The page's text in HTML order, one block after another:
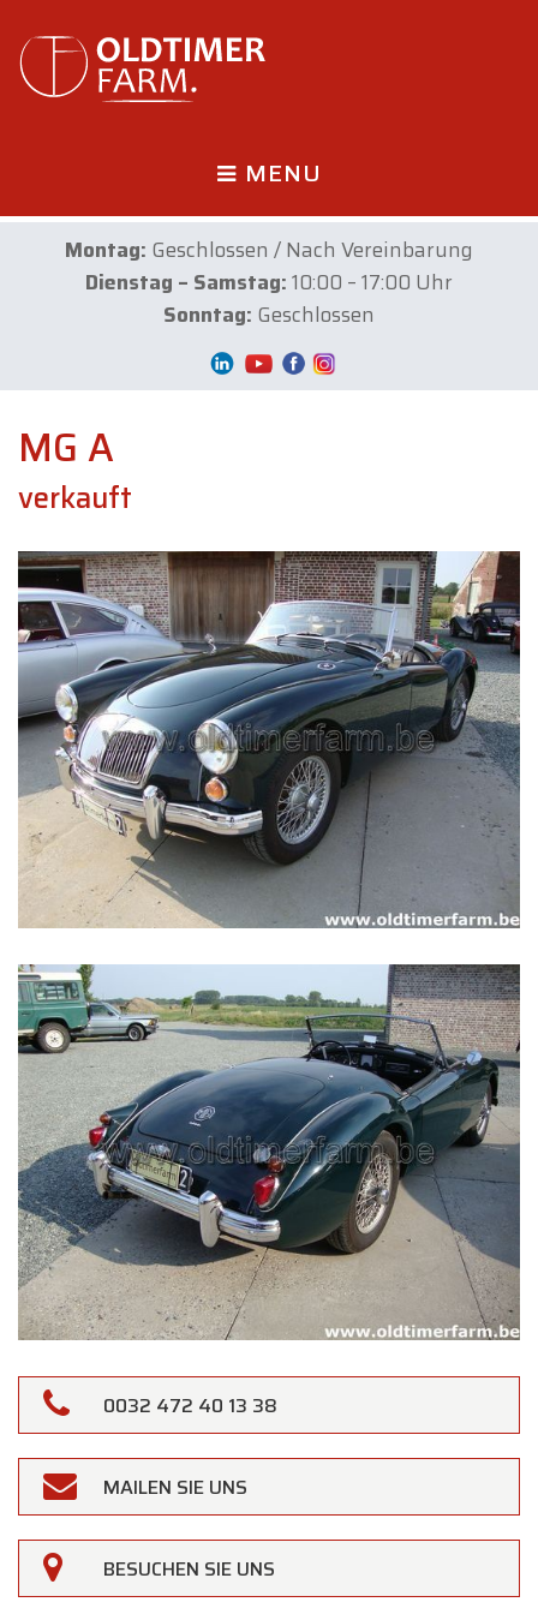
MENU
Montag: Geschlossen / Nach Vereinbarung
Dienstag – Samstag:10:00 – 17:00 Uhr
Sonntag: Geschlossen
MG A
verkauft
0032 472 40 13 38
MAILEN SIE UNS
BESUCHEN SIE UNS
Oldtimerfarm